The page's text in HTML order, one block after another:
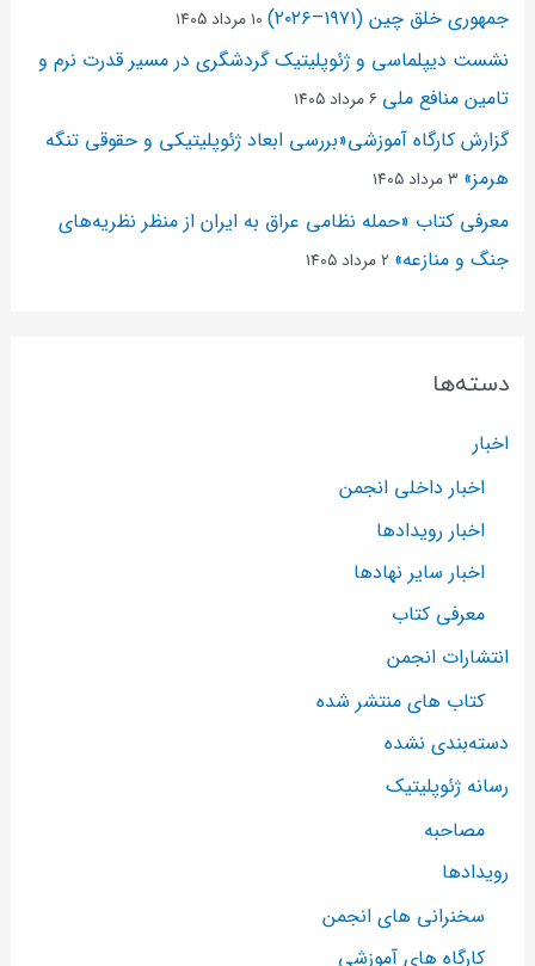
جمهوری خلق چین (۱۹۷۱–۲۰۲۶) ۱۰ مرداد ۱۴۰۵
نشست دیپلماسی و ژئو‌پلیتیک گردشگری در مسیر قدرت نرم و
تامین منافع ملی ۶ مرداد ۱۴۰۵
گزارش کارگاه آموزشی«بررسی ابعاد ژئوپلیتیکی و حقوقی تنگه
هرمز» ۳ مرداد ۱۴۰۵
معرفی کتاب «حمله نظامی عراق به ایران از منظر نظریه‌های
جنگ و منازعه» ۲ مرداد ۱۴۰۵
دسته‌ها
اخبار
اخبار داخلی انجمن
اخبار رویدادها
اخبار سایر نهادها
معرفی کتاب
انتشارات انجمن
کتاب های منتشر شده
دسته‌بندی نشده
رسانه ژئوپلیتیک
مصاحبه
رویدادها
سخنرانی های انجمن
کارگاه های آموزشی